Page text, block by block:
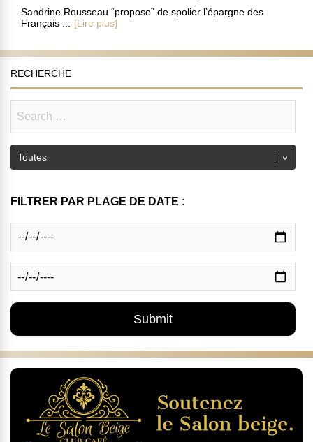
Sandrine Rousseau “propose” de spolier l’épargne des
Français ...
[Lire plus]
RECHERCHE
FILTRER PAR PLAGE DE DATE :